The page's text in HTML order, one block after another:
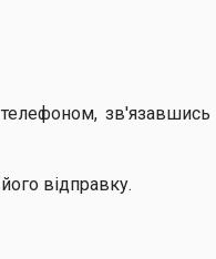
відправку.